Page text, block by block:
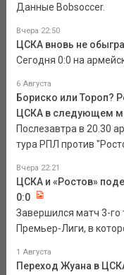
Данные Bobsoccer.
Вчера 22:50
ЦСКА вновь не
Сегодня 0:0 на
6 Августа
Бориско или Тороп?
ЦСКА в следующем
Послезавтра в 20.30
тура РПЛ против
Вчера 22:21
ЦСКА и «Ростов»
0:0
Завершился матч 3-го
Премьер-Лиги, в
1 Августа
Переход Жуана в